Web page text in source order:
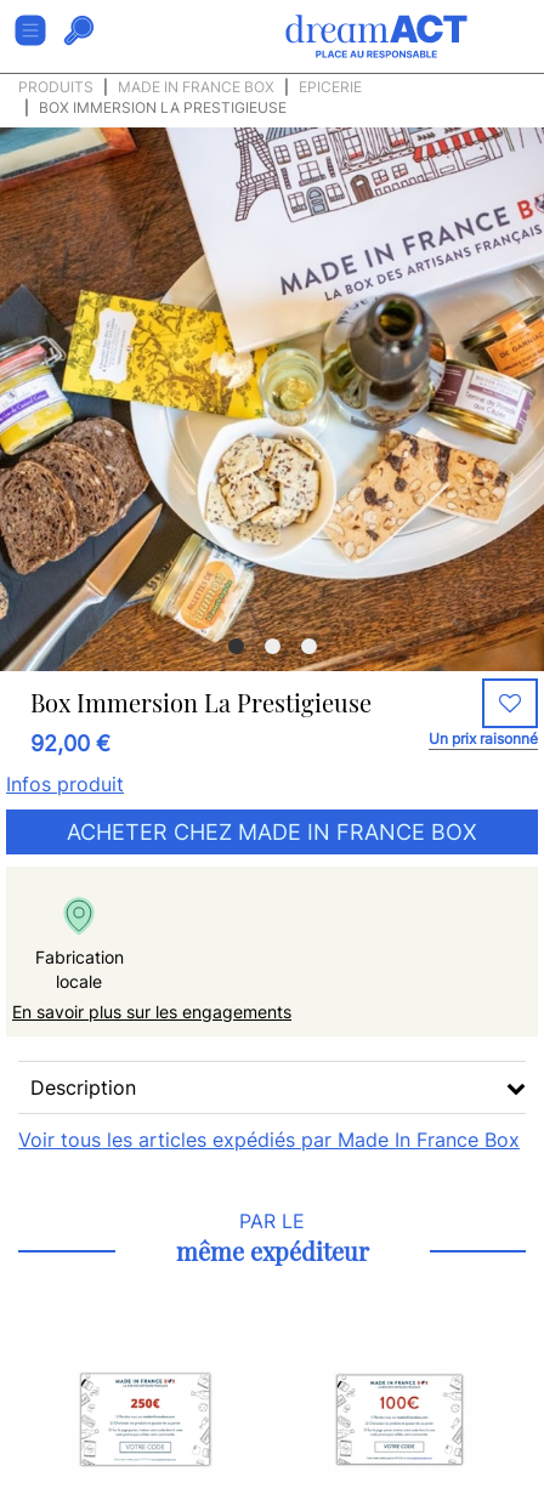
PRODUITS MADE IN FRANCE BOX
EPICERIE
BOX IMMERSION LA PRESTIGIEUSE
Box Immersion La Prestigieuse
92,00 € Un prix raisonné
Infos produit
ACHETER CHEZ MADE IN FRANCE BOX
Fabrication
locale
En savoir plus sur les engagements
Description
Voir tous les articles expédiés par Made In France Box
PAR LE
même expéditeur